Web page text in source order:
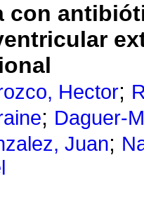
con
Hector;
; Daguer-
Juan;